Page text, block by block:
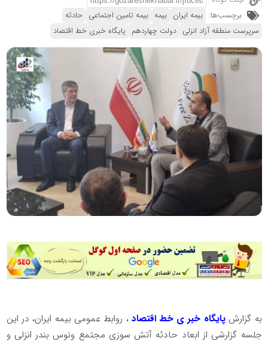
برچسب‌ها: بیمه ایران بیمه بیمه تامین اجتماعی حادثه
سرپرست منطقه آزاد انزلی دولت چهاردهم پایگاه خبری خط اقتصاد
به گزارشپایگاه خبر ی خط اقتصاد، روابط عمومی بیمه ایران، در این
جلسه گزارشی از ابعاد حادثه آتش سوزی مجتمع ونوس بندر انزلی و